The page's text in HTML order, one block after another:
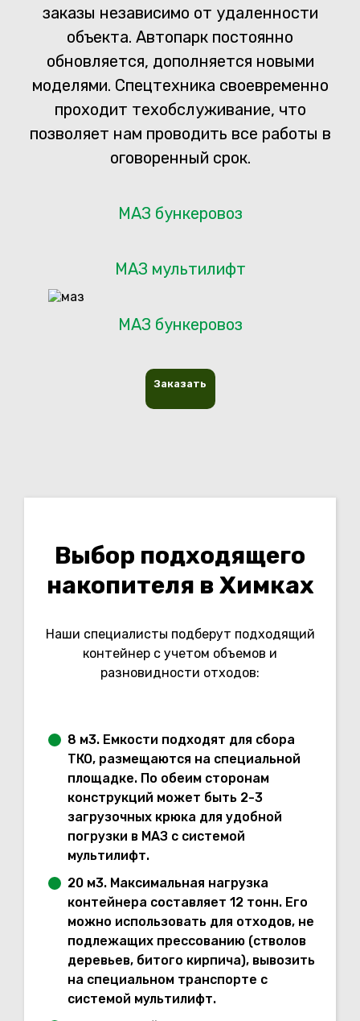
заказы независимо от удаленности
объекта. Автопарк постоянно
обновляется, дополняется новыми
моделями. Спецтехника своевременно
проходит техобслуживание, что
позволяет нам проводить все работы в
оговоренный срок.
МАЗ бункеровоз
МАЗ мультилифт
МАЗ бункеровоз
Заказать
Выбор подходящего
накопителя в Химках
Наши специалисты подберут подходящий
контейнер с учетом объемов и
разновидности отходов:
8 м3. Емкости подходят для сбора
ТКО, размещаются на специальной
площадке. По обеим сторонам
конструкций может быть 2-3
загрузочных крюка для удобной
погрузки в МАЗ с системой
мультилифт.
20 м3. Максимальная нагрузка
контейнера составляет 12 тонн. Его
можно использовать для отходов, не
подлежащих прессованию (стволов
деревьев, битого кирпича), вывозить
на специальном транспорте с
системой мультилифт.